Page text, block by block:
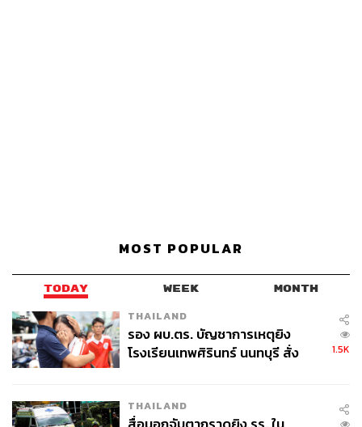
MOST POPULAR
TODAY WEEK MONTH
THAILAND
รอง ผบ.ตร. บัญชาการเหตุยิง
โรงเรียนเทพศิรินทร์ นนทบุรี สั่ง
1.5K
THAILAND